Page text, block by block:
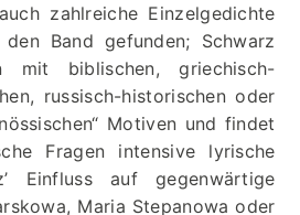
zahlreiche Einzelgedichte
Band gefunden; Schwarz
mit biblischen, griechisch-
russisch-historischen oder
Motiven und findet
Fragen intensive lyrische
Einfluss auf gegenwärtige
Maria Stepanowa oder